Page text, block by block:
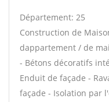
Département: 25
Construction de
dappartement / de
- Bétons décoratifs
Enduit de façade -
façade - Isolation par